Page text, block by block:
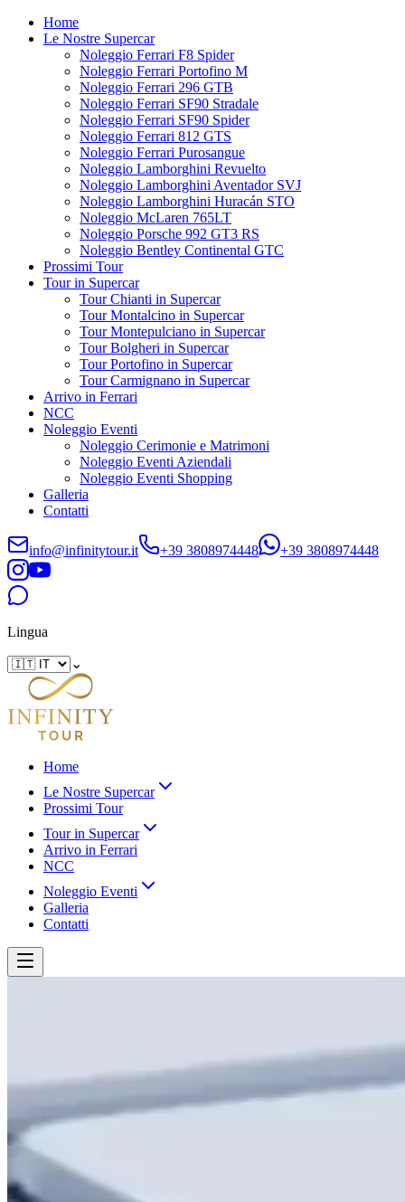
Home
Le Nostre Supercar
Noleggio Ferrari F8 Spider
Noleggio Ferrari Portofino M
Noleggio Ferrari 296 GTB
Noleggio Ferrari SF90 Stradale
Noleggio Ferrari SF90 Spider
Noleggio Ferrari 812 GTS
Noleggio Ferrari Purosangue
Noleggio Lamborghini Revuelto
Noleggio Lamborghini Aventador SVJ
Noleggio Lamborghini Huracán STO
Noleggio McLaren 765LT
Noleggio Porsche 992 GT3 RS
Noleggio Bentley Continental GTC
Prossimi Tour
Tour in Supercar
Tour Chianti in Supercar
Tour Montalcino in Supercar
Tour Montepulciano in Supercar
Tour Bolgheri in Supercar
Tour Portofino in Supercar
Tour Carmignano in Supercar
Arrivo in Ferrari
NCC
Noleggio Eventi
Noleggio Cerimonie e Matrimoni
Noleggio Eventi Aziendali
Noleggio Eventi Shopping
Galleria
Contatti
info@infinitytour.it +39 3808974448 +39 3808974448
Lingua
⌄
Home
Le Nostre Supercar
Prossimi Tour
Tour in Supercar
Arrivo in Ferrari
NCC
Noleggio Eventi
Galleria
Contatti